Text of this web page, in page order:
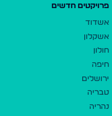
פרויקטים חדשים
אשדוד
אשקלון
חולון
חיפה
ירושלים
טבריה
נהריה